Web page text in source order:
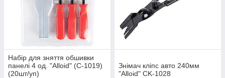
Набір для зняття обшивки
панелі 4 од. "Alloid" (С-1019)
(20шт/уп)
Знімач кліпс авто 240мм
"Alloid" CK-1028